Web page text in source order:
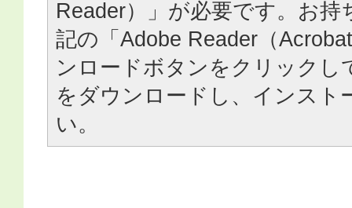
Reader）」が必要です。お持
記の「Adobe Reader（
ンロードボタンをクリックし
をダウンロードし、インスト
い。